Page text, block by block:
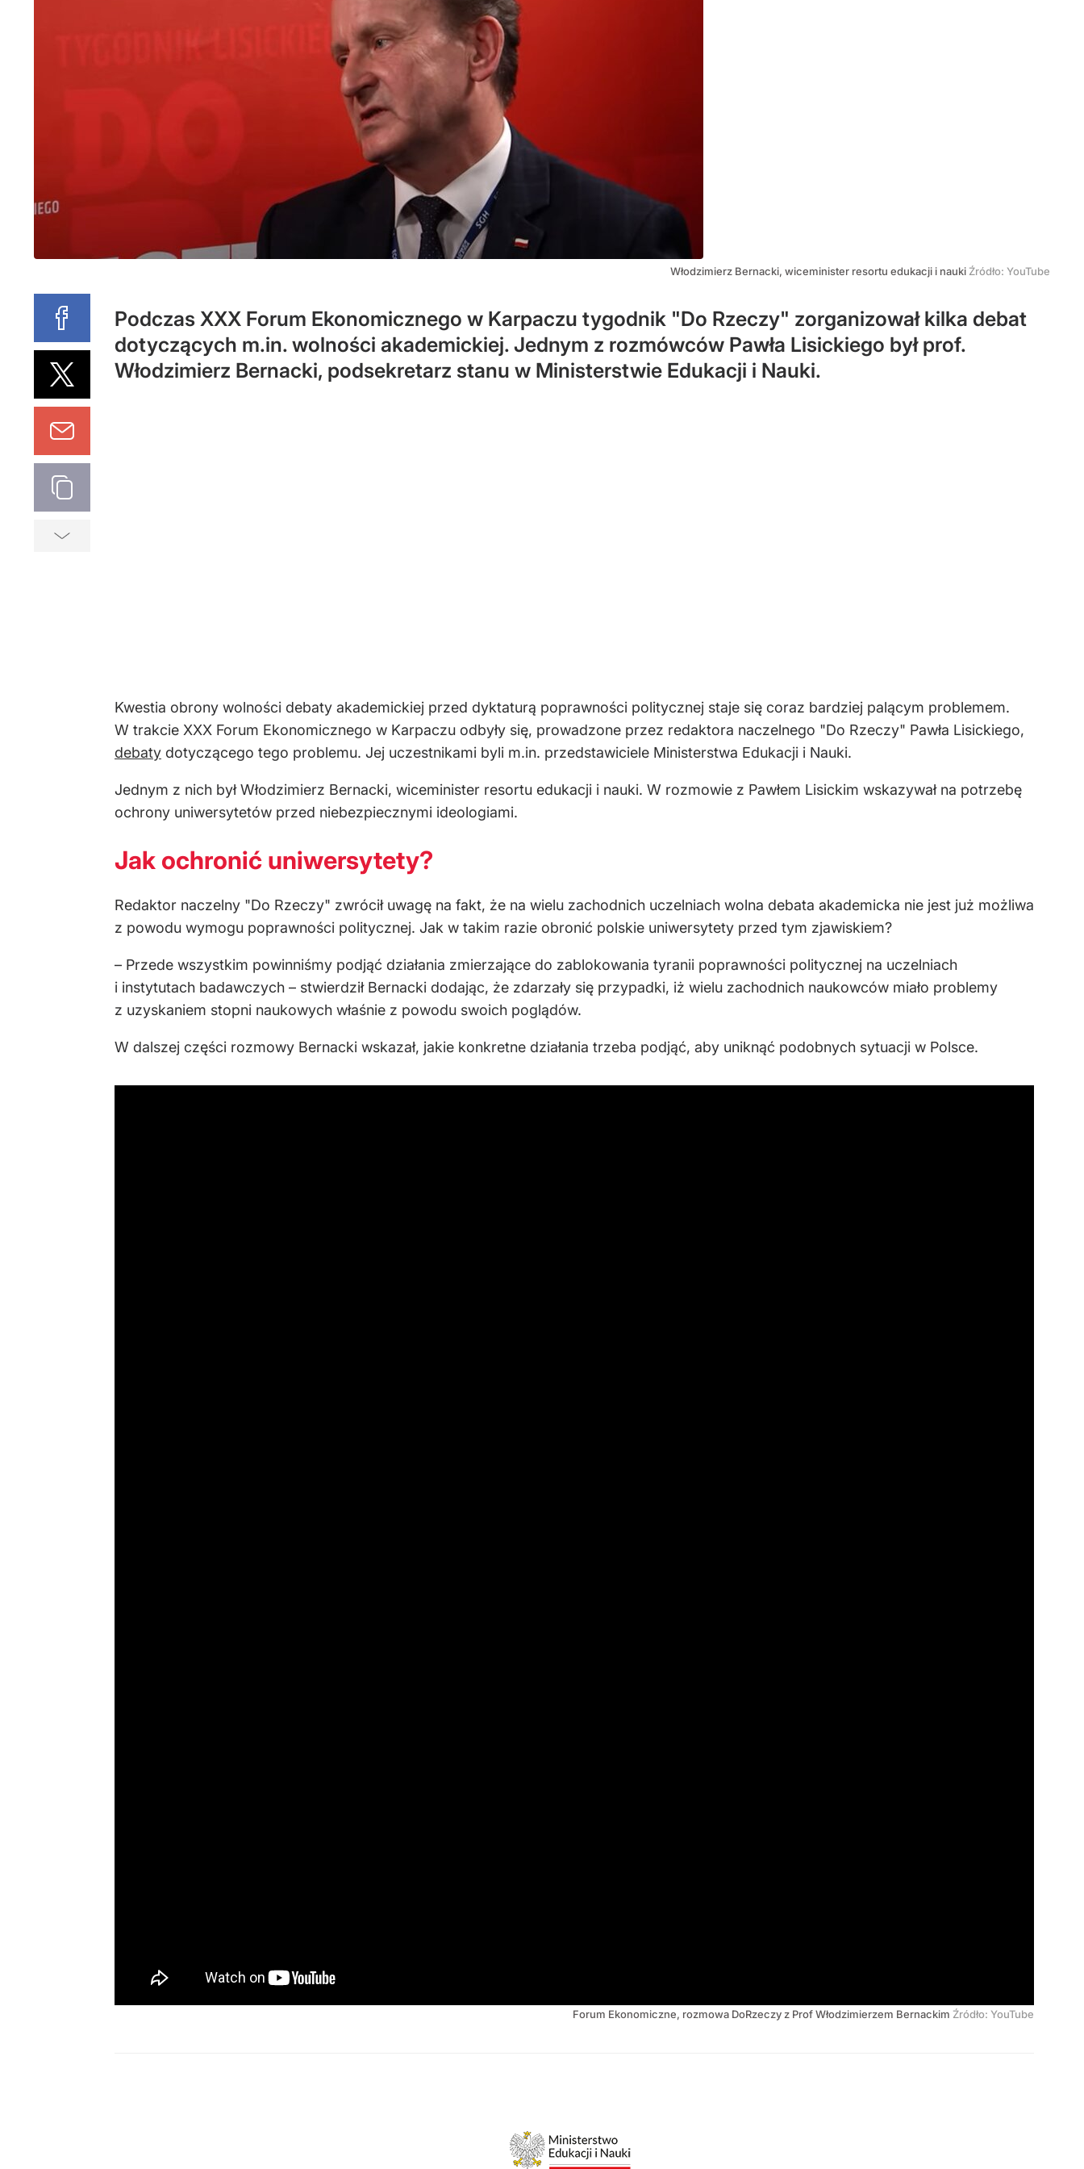
Włodzimierz Bernacki, wiceminister resortu edukacji i nauki Źródło: YouTube
Podczas XXX Forum Ekonomicznego w Karpaczu tygodnik "Do Rzeczy" zorganizował kilka debat
dotyczących m.in. wolności akademickiej. Jednym z rozmówców Pawła Lisickiego był prof.
Włodzimierz Bernacki, podsekretarz stanu w Ministerstwie Edukacji i Nauki.
Kwestia obrony wolności debaty akademickiej przed dyktaturą poprawności politycznej staje się coraz bardziej palącym problemem.
W trakcie XXX Forum Ekonomicznego w Karpaczu odbyły się, prowadzone przez redaktora naczelnego "Do Rzeczy" Pawła Lisickiego,
debaty dotyczącego tego problemu. Jej uczestnikami byli m.in. przedstawiciele Ministerstwa Edukacji i Nauki.
Jednym z nich był Włodzimierz Bernacki, wiceminister resortu edukacji i nauki. W rozmowie z Pawłem Lisickim wskazywał na potrzebę
ochrony uniwersytetów przed niebezpiecznymi ideologiami.
Jak ochronić uniwersytety?
Redaktor naczelny "Do Rzeczy" zwrócił uwagę na fakt, że na wielu zachodnich uczelniach wolna debata akademicka nie jest już możliwa
z powodu wymogu poprawności politycznej. Jak w takim razie obronić polskie uniwersytety przed tym zjawiskiem?
– Przede wszystkim powinniśmy podjąć działania zmierzające do zablokowania tyranii poprawności politycznej na uczelniach
i instytutach badawczych – stwierdził Bernacki dodając, że zdarzały się przypadki, iż wielu zachodnich naukowców miało problemy
z uzyskaniem stopni naukowych właśnie z powodu swoich poglądów.
W dalszej części rozmowy Bernacki wskazał, jakie konkretne działania trzeba podjąć, aby uniknąć podobnych sytuacji w Polsce.
Forum Ekonomiczne, rozmowa DoRzeczy z Prof Włodzimierzem Bernackim Źródło: YouTube